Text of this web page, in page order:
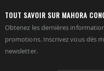
TOUT SAVOIR SUR MAHORA
Obtenez les dernières
promotions. Inscrivez vous dés
newsletter.